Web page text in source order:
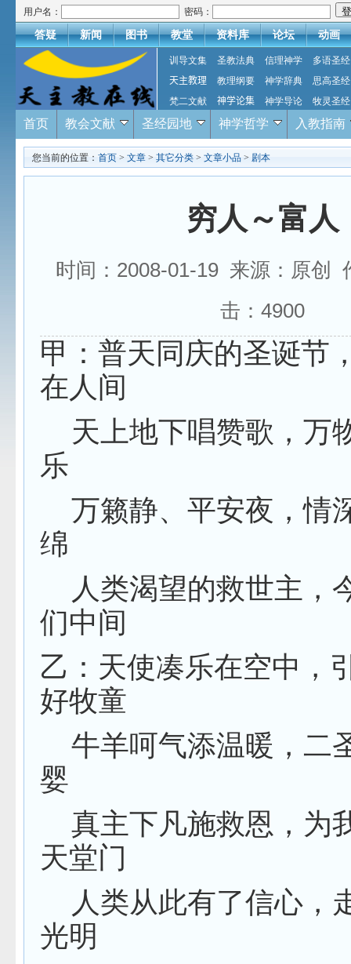
用户名： 密码：
答疑 新闻 图书 教堂 资料库 论坛 动画
训导文集 圣教法典 信理神学
多语圣经
天主教理
教理纲要 神学辞典
思高圣经
梵二文献
神学论集 神学导论 牧灵圣经
首页 教会文献 圣经园地 神学哲学 入教指南
您当前的位置： 首页 > 文章 > 其它分类 > 文章小品 > 剧本
穷人～富人
时间：2008-01-19 来源：原创
击： 4900
甲：普天同庆的圣诞节
在人间
天上地下唱赞歌，万
乐
万籁静、平安夜，情
绵
人类渴望的救世主，
们中间
乙：天使凑乐在空中，
好牧童
牛羊呵气添温暖，二
婴
真主下凡施救恩，为
天堂门
人类从此有了信心，
光明